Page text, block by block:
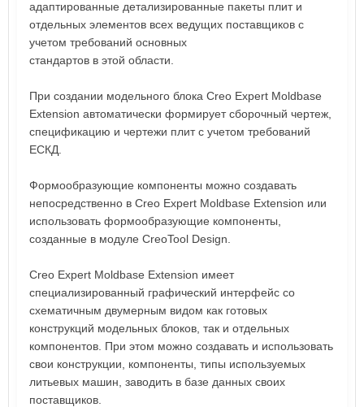
адаптированные детализированные пакеты плит и
отдельных элементов всех ведущих поставщиков с
учетом требований основных
стандартов в этой области.
При создании модельного блока Creo Expert Moldbase
Extension автоматически формирует сборочный чертеж,
спецификацию и чертежи плит с учетом требований
ЕСКД.
Формообразующие компоненты можно создавать
непосредственно в Creo Expert Moldbase Extension или
использовать формообразующие компоненты,
созданные в модуле CreoTool Design.
Creo Expert Moldbase Extension имеет
специализированный графический интерфейс со
схематичным двумерным видом как готовых
конструкций модельных блоков, так и отдельных
компонентов. При этом можно создавать и использовать
свои конструкции, компоненты, типы используемых
литьевых машин, заводить в базе данных своих
поставщиков.